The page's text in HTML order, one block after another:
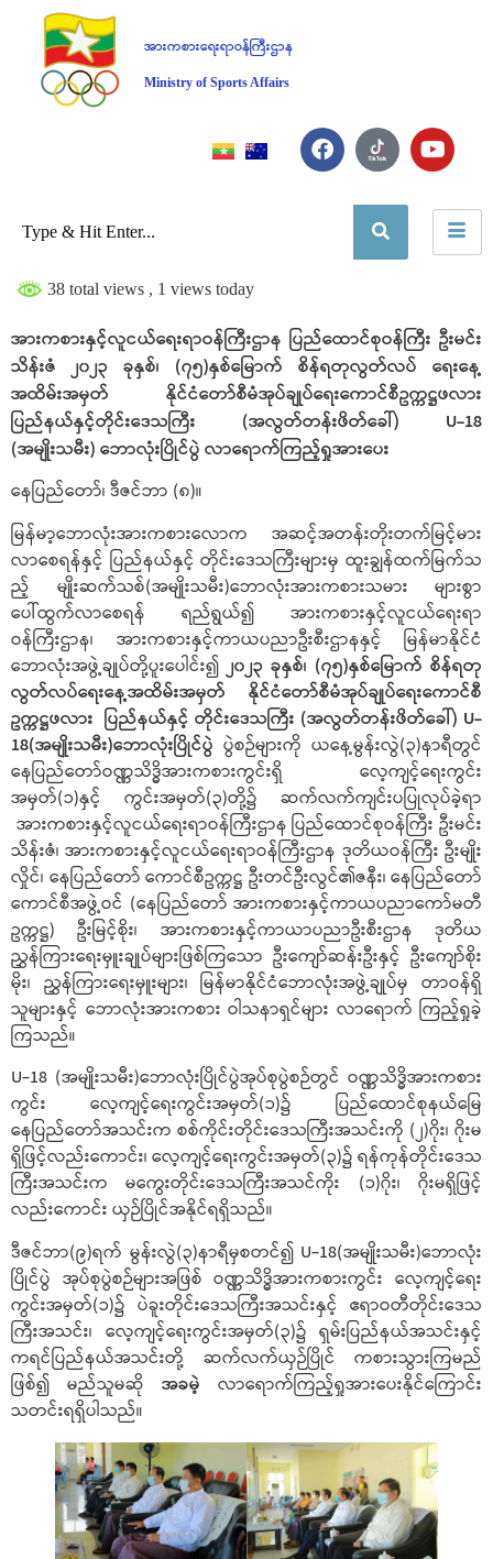
အားကစားရေးရာဝန်ကြီးဌာန
Ministry of Sports Affairs
38 total views , 1 views today
အားကစားနှင့်လူငယ်ရေးရာဝန်ကြီးဌာန ပြည်ထောင်စုဝန်ကြီး ဦးမင်း
သိန်းဇံ ၂၀၂၃ ခုနှစ်၊ (၇၅)နှစ်မြောက် စိန်ရတုလွတ်လပ် ရေးနေ့
အထိမ်းအမှတ် နိုင်ငံတော်စီမံအုပ်ချုပ်ရေးကောင်စီဥက္ကဋ္ဌဖလား
ပြည်နယ်နှင့်တိုင်းဒေသကြီး (အလွတ်တန်းဖိတ်ခေါ်) U-18
(အမျိုးသမီး) ဘောလုံးပြိုင်ပွဲ လာရောက်ကြည့်ရှုအားပေး
နေပြည်တော်၊ ဒီဇင်ဘာ (၈)။
မြန်မာ့ဘောလုံးအားကစားလောက အဆင့်အတန်းတိုးတက်မြင့်မား
လာစေရန်နှင့် ပြည်နယ်နှင့် တိုင်းဒေသကြီးများမှ ထူးချွန်ထက်မြက်သ
ည့် မျိုးဆက်သစ်(အမျိုးသမီး)ဘောလုံးအားကစားသမား များစွာ
ပေါ်ထွက်လာစေရန် ရည်ရွယ်၍ အားကစားနှင့်လူငယ်ရေးရာ
ဝန်ကြီးဌာန၊ အားကစားနှင့်ကာယပညာဦးစီးဌာနနှင့် မြန်မာနိုင်ငံ
ဘောလုံးအဖွဲ့ချုပ်တို့ပူးပေါင်း၍ ၂၀၂၃ ခုနှစ်၊ (၇၅)နှစ်မြောက် စိန်ရတု
လွတ်လပ်ရေးနေ့အထိမ်းအမှတ် နိုင်ငံတော်စီမံအုပ်ချုပ်ရေးကောင်စီ
ဥက္ကဋ္ဌဖလား ပြည်နယ်နှင့် တိုင်းဒေသကြီး (အလွတ်တန်းဖိတ်ခေါ်) U-
18(အမျိုးသမီး)ဘောလုံးပြိုင်ပွဲ ပွဲစဉ်များကို ယနေ့မွန်းလွဲ(၃)နာရီတွင်
နေပြည်တော်ဝဏ္ဏသိဒ္ဓိအားကစားကွင်းရှိ လေ့ကျင့်ရေးကွင်း
အမှတ်(၁)နှင့် ကွင်းအမှတ်(၃)တို့၌ ဆက်လက်ကျင်းပပြုလုပ်ခဲ့ရာ
အားကစားနှင့်လူငယ်ရေးရာဝန်ကြီးဌာန ပြည်ထောင်စုဝန်ကြီး ဦးမင်း
သိန်းဇံ၊ အားကစားနှင့်လူငယ်ရေးရာဝန်ကြီးဌာန ဒုတိယဝန်ကြီး ဦးမျိုး
လှိုင်၊ နေပြည်တော် ကောင်စီဥက္ကဋ္ဌ ဦးတင်ဦးလွင်၏ဇနီး၊ နေပြည်တော်
ကောင်စီအဖွဲ့ဝင် (နေပြည်တော် အားကစားနှင့်ကာယပညာကော်မတီ
ဥက္ကဋ္ဌ) ဦးမြင့်စိုး၊ အားကစားနှင့်ကာယာပညာဦးစီးဌာန ဒုတိယ
ညွှန်ကြားရေးမှူးချုပ်များဖြစ်ကြသော ဦးကျော်ဆန်းဦးနှင့် ဦးကျော်စိုး
မိုး၊ ညွှန်ကြားရေးမှူးများ၊ မြန်မာနိုင်ငံဘောလုံးအဖွဲ့ချုပ်မှ တာဝန်ရှိ
သူများနှင့် ဘောလုံးအားကစား ဝါသနာရှင်များ လာရောက် ကြည့်ရှုခဲ့
ကြသည်။
U-18 (အမျိုးသမီး)ဘောလုံးပြိုင်ပွဲအုပ်စုပွဲစဉ်တွင် ဝဏ္ဏသိဒ္ဓိအားကစား
ကွင်း လေ့ကျင့်ရေးကွင်းအမှတ်(၁)၌ ပြည်ထောင်စုနယ်မြေ
နေပြည်တော်အသင်းက စစ်ကိုင်းတိုင်းဒေသကြီးအသင်းကို (၂)ဂိုး၊ ဂိုးမ
ရှိဖြင့်လည်းကောင်း၊ လေ့ကျင့်ရေးကွင်းအမှတ်(၃)၌ ရန်ကုန်တိုင်းဒေသ
ကြီးအသင်းက မကွေးတိုင်းဒေသကြီးအသင်ကိုး (၁)ဂိုး၊ ဂိုးမရှိဖြင့်
လည်းကောင်း ယှဉ်ပြိုင်အနိုင်ရရှိသည်။
ဒီဇင်ဘာ(၉)ရက် မွန်းလွဲ(၃)နာရီမှစတင်၍ U-18(အမျိုးသမီး)ဘောလုံး
ပြိုင်ပွဲ အုပ်စုပွဲစဉ်များအဖြစ် ဝဏ္ဏသိဒ္ဓိအားကစားကွင်း လေ့ကျင့်ရေး
ကွင်းအမှတ်(၁)၌ ပဲခူးတိုင်းဒေသကြီးအသင်းနှင့် ဧရာဝတီတိုင်းဒေသ
ကြီးအသင်း၊ လေ့ကျင့်ရေးကွင်းအမှတ်(၃)၌ ရှမ်းပြည်နယ်အသင်းနှင့်
ကရင်ပြည်နယ်အသင်းတို့ ဆက်လက်ယှဉ်ပြိုင် ကစားသွားကြမည်
ဖြစ်၍ မည်သူမဆို အခမဲ့ လာရောက်ကြည့်ရှုအားပေးနိုင်ကြောင်း
သတင်းရရှိပါသည်။